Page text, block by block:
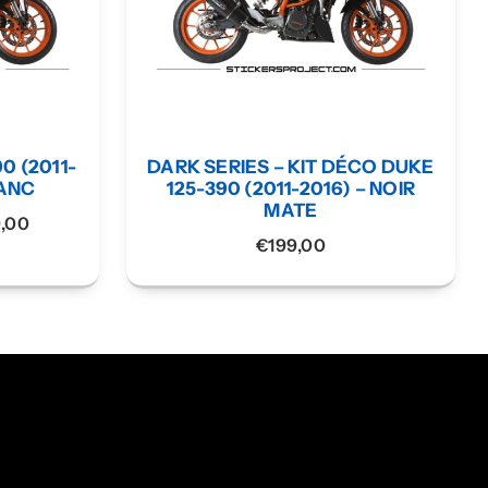
(2011-
DARK SERIES – KIT DÉCO DUKE
125-390 (2011-2016) – NOIR
MATE
€199,00